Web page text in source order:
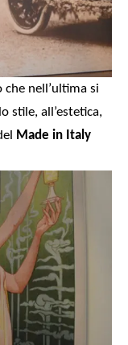
che nell’ultima si
stile, all’estetica,
Made in Italy